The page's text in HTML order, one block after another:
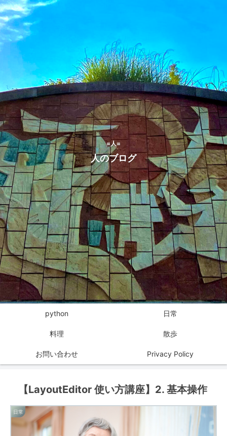
=人=
人のブログ
python 日常
料理 散歩
お問い合わせ Privacy Policy
【LayoutEditor 使い方講座】2. 基本操作
日常